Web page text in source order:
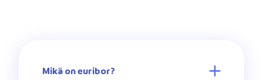
Mikä on euribor?